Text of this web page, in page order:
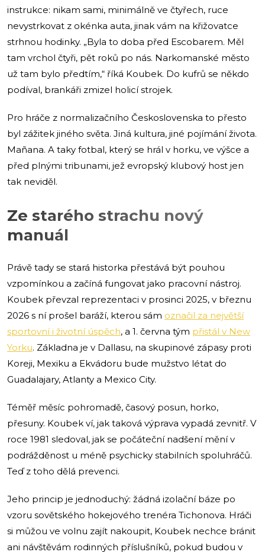
instrukce: nikam sami, minimálně ve čtyřech, ruce
nevystrkovat z okénka auta, jinak vám na křižovatce
strhnou hodinky. „Byla to doba před Escobarem. Měl
tam vrchol čtyři, pět roků po nás. Narkomanské město
už tam bylo předtím,“ říká Koubek. Do kufrů se někdo
podíval, brankáři zmizel holicí strojek.
Pro hráče z normalizačního Československa to přesto
byl zážitek jiného světa. Jiná kultura, jiné pojímání života.
Mañana. A taky fotbal, který se hrál v horku, ve výšce a
před plnými tribunami, jež evropský klubový host jen
tak neviděl.
Ze starého strachu nový
manuál
Právě tady se stará historka přestává být pouhou
vzpomínkou a začíná fungovat jako pracovní nástroj.
Koubek převzal reprezentaci v prosinci 2025, v březnu
2026 s ní prošel baráží, kterou sám označil za největší
sportovní i životní úspěch, a 1. června tým přistál v New
Yorku. Základna je v Dallasu, na skupinové zápasy proti
Koreji, Mexiku a Ekvádoru bude mužstvo létat do
Guadalajary, Atlanty a Mexico City.
Téměř měsíc pohromadě, časový posun, horko,
přesuny. Koubek ví, jak taková výprava vypadá zevnitř. V
roce 1981 sledoval, jak se počáteční nadšení mění v
podrážděnost u méně psychicky stabilních spoluhráčů.
Teď z toho dělá prevenci.
Jeho princip je jednoduchý: žádná izolační báze po
vzoru sovětského hokejového trenéra Tichonova. Hráči
si můžou ve volnu zajít nakoupit, Koubek nechce bránit
ani návštěvám rodinných příslušníků, pokud budou v